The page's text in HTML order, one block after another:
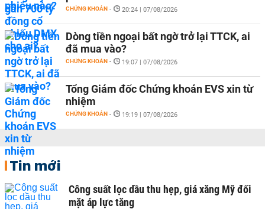
CHỨNG KHOÁN - 20:24 | 07/08/2026
Dòng tiền ngoại bất ngờ trở lại TTCK, ai
đã mua vào?
CHỨNG KHOÁN - 19:07 | 07/08/2026
Tổng Giám đốc Chứng khoán EVS xin từ
nhiệm
CHỨNG KHOÁN - 19:19 | 07/08/2026
Tin mới
Công suất lọc dầu thu hẹp, giá xăng Mỹ đối
mặt áp lực tăng